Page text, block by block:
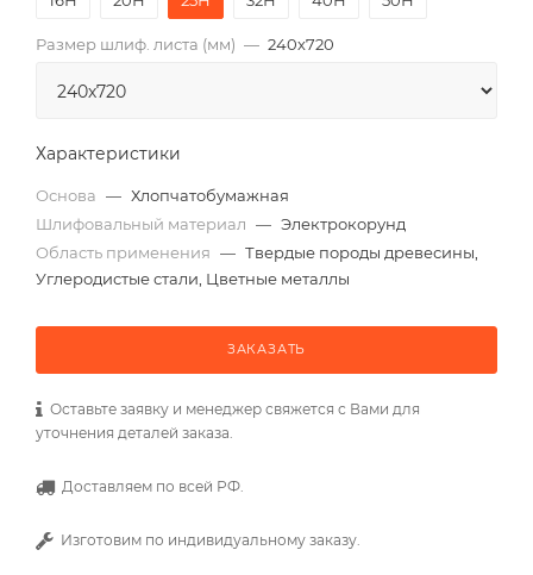
Размер шлиф. листа (мм) — 240х720
Характеристики
Основа — Хлопчатобумажная
Шлифовальный материал — Электрокорунд
Область применения — Твердые породы древесины,
Углеродистые стали, Цветные металлы
ЗАКАЗАТЬ
Оставьте заявку и менеджер свяжется с Вами для
уточнения деталей заказа.
Доставляем по всей РФ.
Изготовим по индивидуальному заказу.